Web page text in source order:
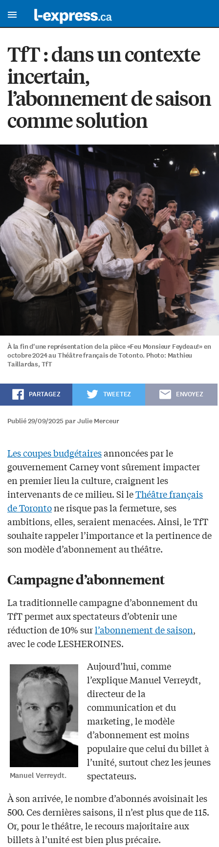
TfT : dans un contexte
incertain,
l’abonnement de saison
comme solution
À la fin d'une représentation de la pièce «Feu Monsieur Feydeau!» en
octobre 2024 au Théâtre français de Totonto. Photo: Mathieu
Taillardas, TfT
PARTAGEZ TWEETEZ ENVOYEZ
Publié 29/09/2025 par Julie Merceur
Les coupes budgétairesannoncées par le
gouvernement Carney vont sûrement impacter
en premier lieu la culture, craignent les
intervenants de ce milieu. Si leThéâtre français
de Torontone risque pas la fermeture, ses
ambitions, elles, seraient menacées. Ainsi, le TfT
souhaite rappeler l’importance et la pertinence de
son modèle d’abonnement au théâtre.
Campagne d’abonnement
La traditionnelle campagne d’abonnement du
TfT permet aux spectateurs d’obtenir une
réduction de 10% surl’abonnement de saison,
avec le code LESHEROINES.
Manuel Verreydt.
Aujourd’hui, comme
l’explique Manuel Verreydt,
directeur de la
communication et du
marketing, le modèle
d’abonnement est moins
populaire que celui du billet à
l’unité, surtout chez les jeunes
spectateurs.
À son arrivée, le nombre d’abonnés avoisinait les
500. Ces dernières saisons, il n’est plus que de 115.
Or, pour le théâtre, le recours majoritaire aux
billets à l’unité est bien plus précaire.